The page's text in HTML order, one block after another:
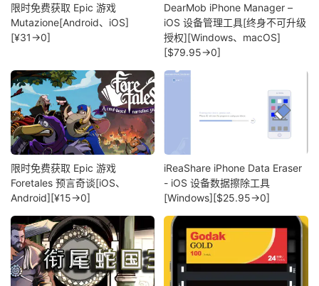
限时免费获取 Epic 游戏
Mutazione[Android、iOS]
[¥31→0]
DearMob iPhone Manager –
iOS 设备管理工具[终身不可升级
授权][Windows、macOS]
[$79.95→0]
限时免费获取 Epic 游戏
Foretales 预言奇谈[iOS、
Android][¥15→0]
iReaShare iPhone Data Eraser
- iOS 设备数据擦除工具
[Windows][$25.95→0]